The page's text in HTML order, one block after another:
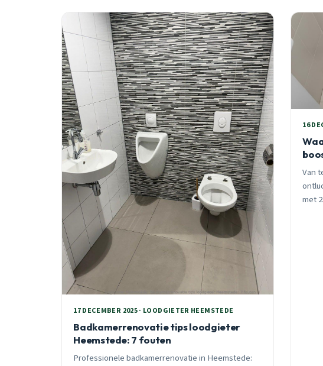
17 DECEMBER 2025 · LOODGIETER HEEMSTEDE
Badkamerrenovatie tips loodgieter
Heemstede: 7 fouten
Professionele badkamerrenovatie in Heemstede:
16
Van
met